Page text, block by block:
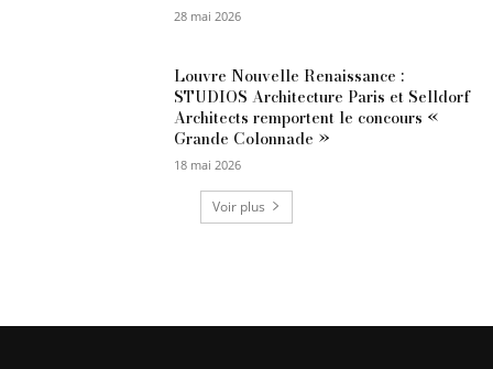
28 mai 2026
Louvre Nouvelle Renaissance :
STUDIOS Architecture Paris et Selldorf
Architects remportent le concours «
Grande Colonnade »
18 mai 2026
Voir plus